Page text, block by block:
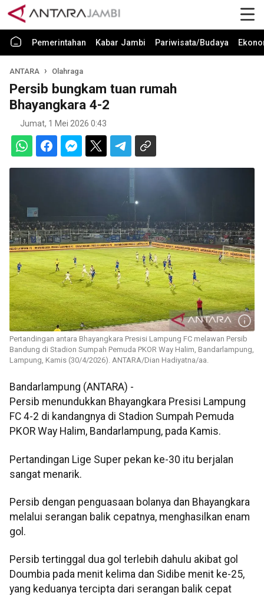
Pemerintahan Kabar Jambi Pariwisata/Budaya
ANTARA Olahraga
Persib bungkam tuan rumah
Bhayangkara 4-2
Jumat, 1 Mei 2026 0:43
Pertandingan antara Bhayangkara Presisi Lampung FC melawan Persib
Bandung di Stadion Sumpah Pemuda PKOR Way Halim, Bandarlampung,
Lampung, Kamis (30/4/2026). ANTARA/Dian Hadiyatna/aa.
Bandarlampung (ANTARA) -
Persib menundukkan Bhayangkara Presisi Lampung
FC 4-2 di kandangnya di Stadion Sumpah Pemuda
PKOR Way Halim, Bandarlampung, pada Kamis.
Pertandingan Lige Super pekan ke-30 itu berjalan
sangat menarik.
Persib dengan penguasaan bolanya dan Bhayangkara
melalui serangan balik cepatnya, menghasilkan enam
gol.
Persib tertinggal dua gol terlebih dahulu akibat gol
Doumbia pada menit kelima dan Sidibe menit ke-25,
yang keduanya tercipta dari serangan balik cepat